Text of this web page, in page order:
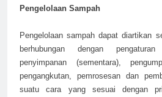
Pengelolaan Sampah
Pengelolaan sampah dapat diartikan
berhubungan dengan
penyimpanan (sementara),
pengangkutan, pemrosesan dan
suatu cara yang sesuai dengan